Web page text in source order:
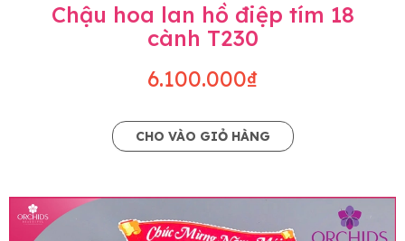
Chậu hoa lan hồ điệp tím 18
cành T230
6.100.000₫
CHO VÀO GIỎ HÀNG